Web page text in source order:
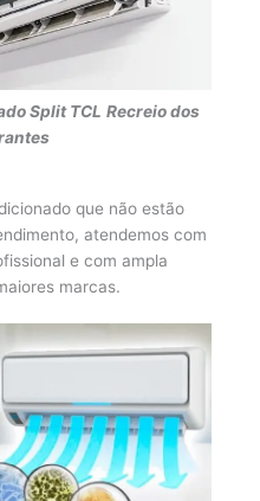
Split TCL Recreio dos
que não estão
atendemos com
e com ampla
marcas.